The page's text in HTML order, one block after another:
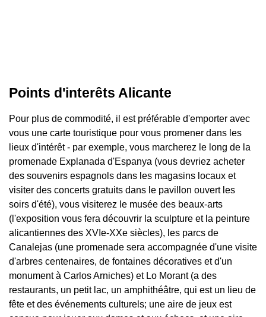
Points d'interêts Alicante
Pour plus de commodité, il est préférable d'emporter avec
vous une carte touristique pour vous promener dans les
lieux d'intérêt - par exemple, vous marcherez le long de la
promenade Explanada d'Espanya (vous devriez acheter
des souvenirs espagnols dans les magasins locaux et
visiter des concerts gratuits dans le pavillon ouvert les
soirs d'été), vous visiterez le musée des beaux-arts
(l'exposition vous fera découvrir la sculpture et la peinture
alicantiennes des XVIe-XXe siècles), les parcs de
Canalejas (une promenade sera accompagnée d'une visite
d'arbres centenaires, de fontaines décoratives et d'un
monument à Carlos Arniches) et Lo Morant (a des
restaurants, un petit lac, un amphithéâtre, qui est un lieu de
fête et des événements culturels; une aire de jeux est